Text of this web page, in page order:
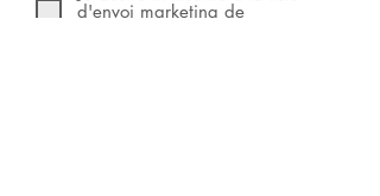
d'envoi marketing de